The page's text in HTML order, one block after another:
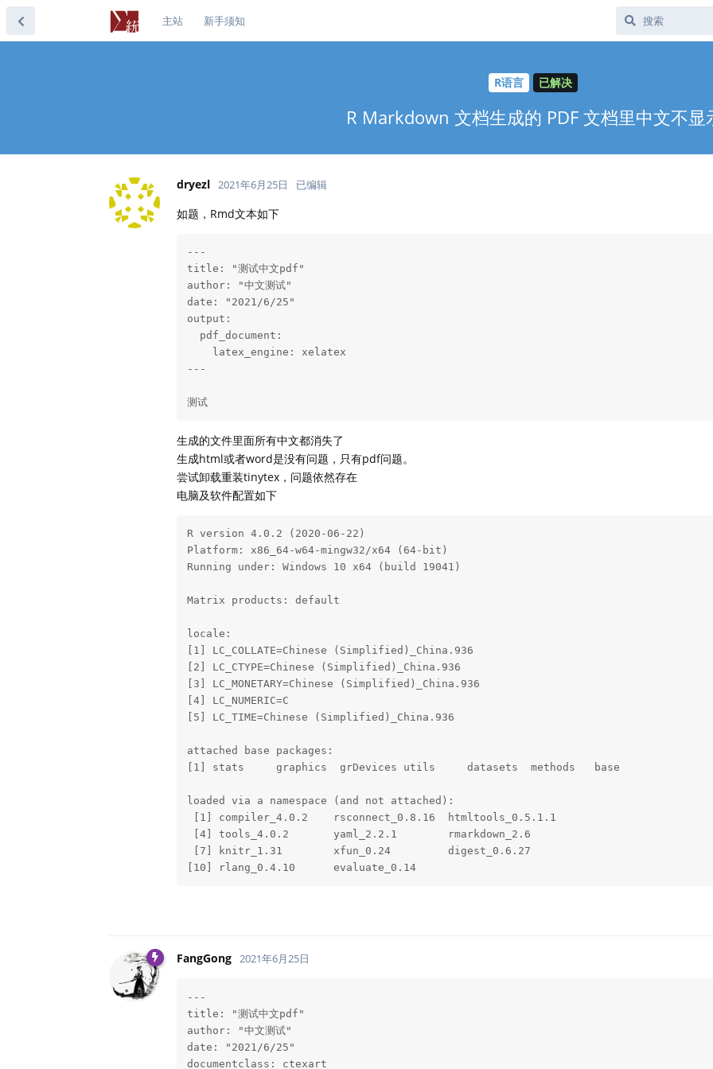
主站 新手须知
R语言 已解决
R Markdown 文档生成的 PDF 文档里中文不显
dryezl 2021年6月25日 已编辑
如题，Rmd文本如下
---
title: "测试中文pdf"
author: "中文测试"
date: "2021/6/25"
output:
  pdf_document:
    latex_engine: xelatex
---
测试
生成的文件里面所有中文都消失了
生成html或者word是没有问题，只有pdf问题。
尝试卸载重装tinytex，问题依然存在
电脑及软件配置如下
R version 4.0.2 (2020-06-22)
Platform: x86_64-w64-mingw32/x64 (64-bit)
Running under: Windows 10 x64 (build 19041)
Matrix products: default
locale:
[1] LC_COLLATE=Chinese (Simplified)_China.936
[2] LC_CTYPE=Chinese (Simplified)_China.936
[3] LC_MONETARY=Chinese (Simplified)_China.936
[4] LC_NUMERIC=C
[5] LC_TIME=Chinese (Simplified)_China.936
attached base packages:
[1] stats     graphics  grDevices utils     datasets  methods   base
loaded via a namespace (and not attached):
[1] compiler_4.0.2    rsconnect_0.8.16  htmltools_0.5.1.1
[4] tools_4.0.2       yaml_2.2.1        rmarkdown_2.6
[7] knitr_1.31        xfun_0.24         digest_0.6.27
[10] rlang_0.4.10      evaluate_0.14
FangGong 2021年6月25日
---
title: "测试中文pdf"
author: "中文测试"
date: "2021/6/25"
documentclass: ctexart